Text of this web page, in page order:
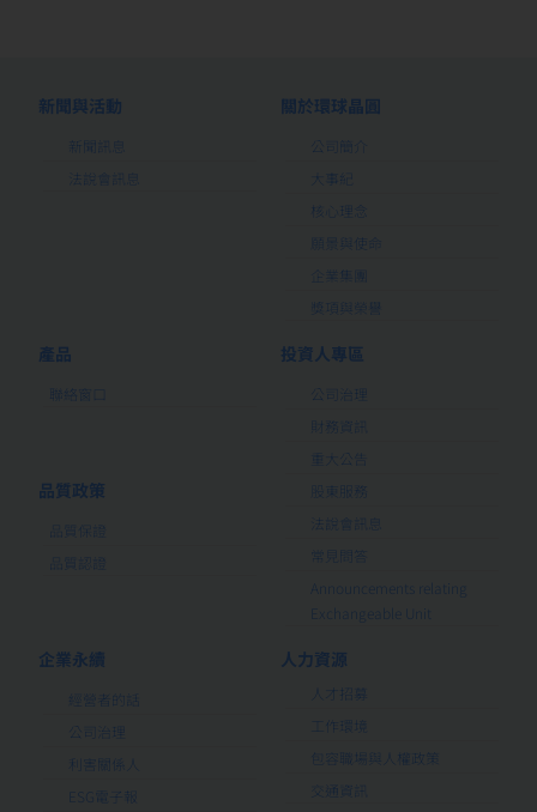
新聞與活動
新聞訊息
法說會訊息
關於環球晶圓
公司簡介
大事紀
核心理念
願景與使命
企業集團
獎項與榮譽
產品
聯絡窗口
品質政策
品質保證
品質認證
投資人專區
公司治理
財務資訊
重大公告
股東服務
法說會訊息
常見問答
Announcements relating
Exchangeable Unit
企業永續
經營者的話
公司治理
利害關係人
ESG電子報
人力資源
人才招募
工作環境
包容職場與人權政策
交通資訊